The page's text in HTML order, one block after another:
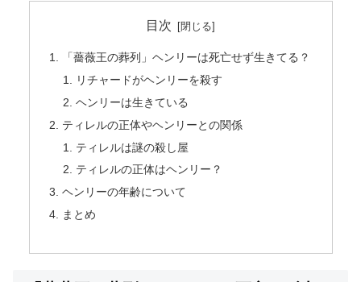
目次
「薔薇王の葬列」ヘンリーは死亡せず生きてる？
リチャードがヘンリーを殺す
ヘンリーは生きている
ティレルの正体やヘンリーとの関係
ティレルは謎の殺し屋
ティレルの正体はヘンリー？
ヘンリーの年齢について
まとめ